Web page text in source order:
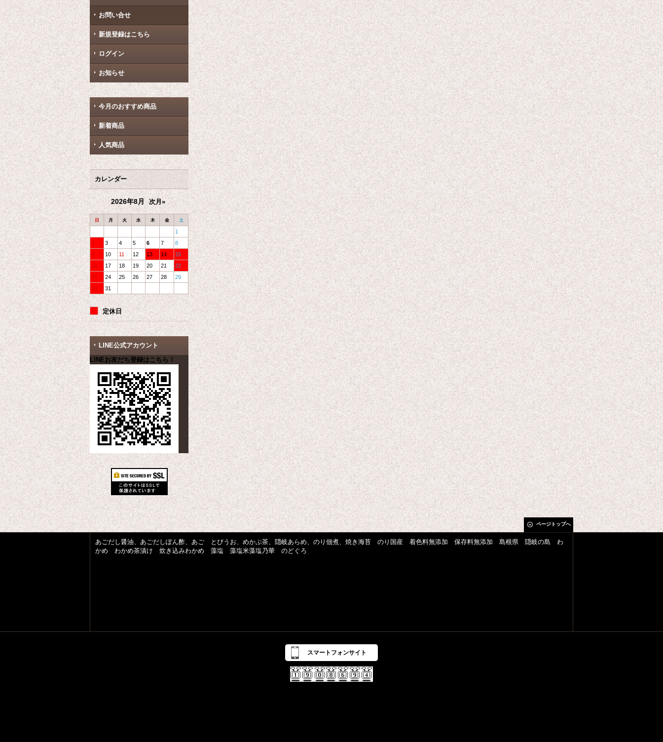
お問い合せ
新規登録はこちら
ログイン
お知らせ
今月のおすすめ商品
新着商品
人気商品
カレンダー
2026年8月 次月»
日 月 火 水 木 金 土
1
2
3 4 5 6 7
8
9
10 11 12 13 14
15
16
17 18 19 20 21
22
23
24 25 26 27 28
29
30
31
定休日
LINE公式アカウント
LINEお友だち登録はこちら！
ページトップへ
あごだし醤油、あごだしぽん酢、あご とびうお、めかぶ茶、隠岐あらめ、のり佃煮、焼き海苔 のり国産 着色料無添加 保存料無添加 島根県 隠岐の島 わ
かめ わかめ茶漬け 炊き込みわかめ 藻塩 藻塩米藻塩乃華 のどぐろ
スマートフォンサイト